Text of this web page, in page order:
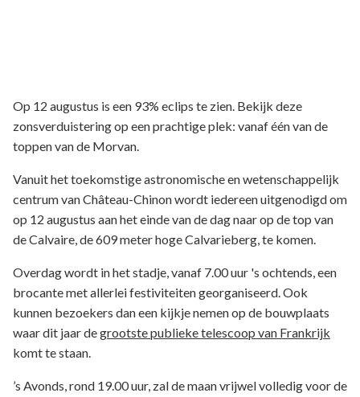
Op 12 augustus is een 93% eclips te zien. Bekijk deze
zonsverduistering op een prachtige plek: vanaf één van de
toppen van de Morvan.
Vanuit het toekomstige astronomische en wetenschappelijk
centrum van Château-Chinon wordt iedereen uitgenodigd om
op 12 augustus aan het einde van de dag naar op de top van
de Calvaire, de 609 meter hoge Calvarieberg, te komen.
Overdag wordt in het stadje, vanaf 7.00 uur 's ochtends, een
brocante met allerlei festiviteiten georganiseerd. Ook
kunnen bezoekers dan een kijkje nemen op de bouwplaats
waar dit jaar degrootste publieke telescoop van Frankrijk
komt te staan.
’s Avonds, rond 19.00 uur, zal de maan vrijwel volledig voor de